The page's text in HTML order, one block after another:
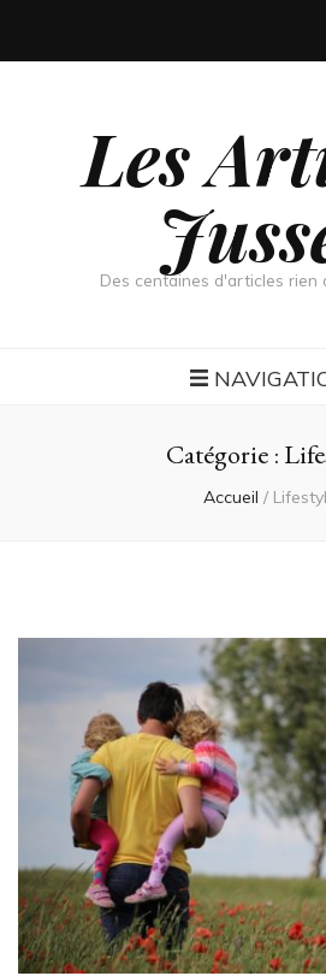
Les
Des centaines d'articles rien
Catégorie :
Accueil /